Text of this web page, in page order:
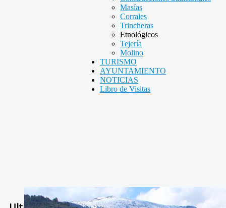
Masías
Corrales
Trincheras
Etnológicos
Tejería
Molino
TURISMO
AYUNTAMIENTO
NOTICIAS
Libro de Visitas